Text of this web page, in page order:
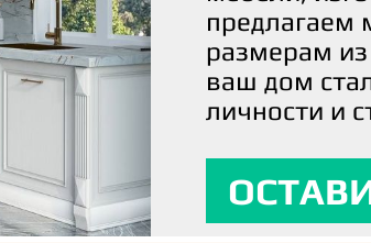
предлагаем
размерам
ваш дом
личности и
Наши
уют и стиль,
планете.
Наша
воплотить
чтобы
вашим